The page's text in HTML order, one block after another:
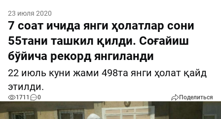
23 июля 2020
7 соат ичида янги ҳолатлар сони
55тани ташкил қилди. Соғайиш
бўйича рекорд янгиланди
22 июль куни жами 498та янги ҳолат қайд
этилди.
1711 0 Поделиться